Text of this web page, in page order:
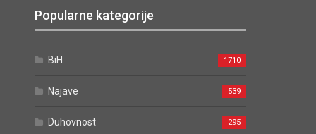
Popularne kategorije
BiH 1710
Najave 539
Duhovnost 295